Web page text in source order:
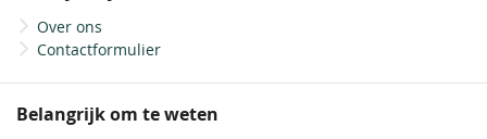
Over ons
Contactformulier
Belangrijk om te weten